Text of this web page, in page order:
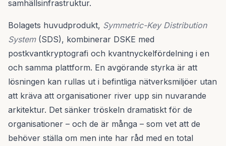
samhällsinfrastruktur.
Bolagets huvudprodukt, Symmetric-Key Distribution
System(SDS), kombinerar DSKE med
postkvantkryptografi och kvantnyckelfördelning i en
och samma plattform. En avgörande styrka är att
lösningen kan rullas ut i befintliga nätverksmiljöer utan
att kräva att organisationer river upp sin nuvarande
arkitektur. Det sänker tröskeln dramatiskt för de
organisationer – och de är många – som vet att de
behöver ställa om men inte har råd med en total